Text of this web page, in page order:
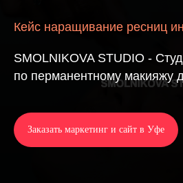
Кейс наращивание ресниц
SMOLNIKOVA STUDIO -
по перманентному макияжу
Заказать маркетинг и сайт в Уфе